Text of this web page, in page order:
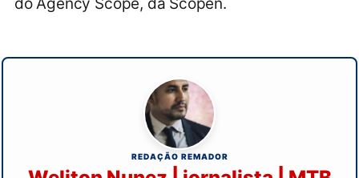
REDAÇÃO REMADOR